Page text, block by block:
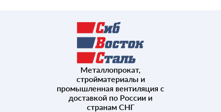
Металлопрокат,
стройматериалы и
промышленная вентиляция с
доставкой по России и
странам СНГ